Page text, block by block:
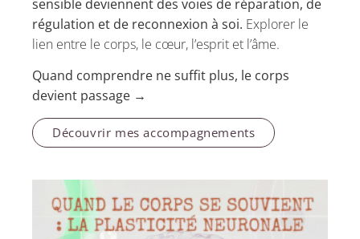
sensible deviennent des voies de réparation, de
régulation et de reconnexion à soi. Explorer le
lien entre le corps, le cœur, l’esprit et l’âme.
Quand comprendre ne suffit plus, le corps
devient passage →
Découvrir mes accompagnements